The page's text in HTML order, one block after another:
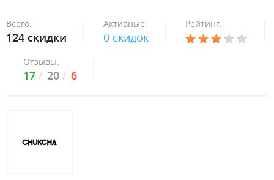
Всего:
124 скидки
Активные:
0 скидок
Рейтинг:
Отзывы:
17 20 6